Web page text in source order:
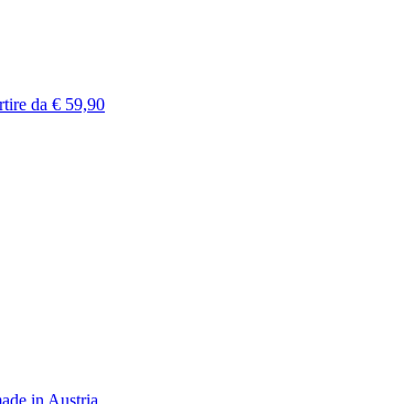
da € 59,90
in Austria